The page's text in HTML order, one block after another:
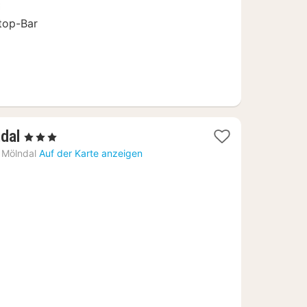
Bar
1
Nacht
, 3 Sterne
Mölndal Auf der Karte anzeigen